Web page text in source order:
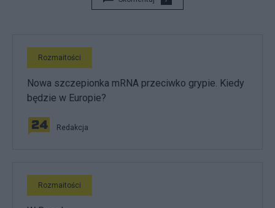
Rozmaitości
Nowa szczepionka mRNA przeciwko grypie. Kiedy
będzie w Europie?
Redakcja
Rozmaitości